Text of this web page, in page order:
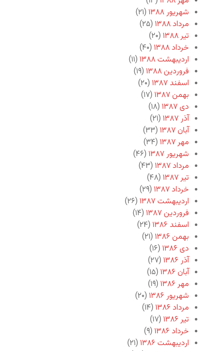
شهریور ۱۳۸۸
(۲۱)
مرداد ۱۳۸۸
(۲۵)
تیر ۱۳۸۸
(۲۰)
خرداد ۱۳۸۸
(۴۰)
اردیبهشت ۱۳۸۸
(۱۱)
فروردین ۱۳۸۸
(۱۹)
اسفند ۱۳۸۷
(۲۰)
بهمن ۱۳۸۷
(۱۷)
دی ۱۳۸۷
(۱۸)
آذر ۱۳۸۷
(۲۱)
آبان ۱۳۸۷
(۳۳)
مهر ۱۳۸۷
(۳۴)
شهریور ۱۳۸۷
(۴۶)
مرداد ۱۳۸۷
(۴۳)
تیر ۱۳۸۷
(۴۸)
خرداد ۱۳۸۷
(۲۹)
اردیبهشت ۱۳۸۷
(۲۶)
فروردین ۱۳۸۷
(۱۴)
اسفند ۱۳۸۶
(۲۴)
بهمن ۱۳۸۶
(۲۱)
دی ۱۳۸۶
(۱۶)
آذر ۱۳۸۶
(۲۷)
آبان ۱۳۸۶
(۱۵)
مهر ۱۳۸۶
(۱۹)
شهریور ۱۳۸۶
(۲۰)
مرداد ۱۳۸۶
(۱۴)
تیر ۱۳۸۶
(۱۷)
خرداد ۱۳۸۶
(۹)
اردیبهشت ۱۳۸۶
(۲۱)